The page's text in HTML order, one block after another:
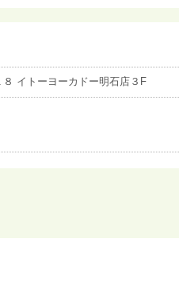
イトーヨーカドー明石店３F